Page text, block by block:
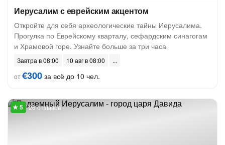
Иерусалим с еврейским акцентом
Откройте для себя археологические тайны Иерусалима.
Прогулка по Еврейскому кварталу, сефардским синагогам
и Храмовой горе. Узнайте больше за три часа
Завтра в 08:00
10 авг в 08:00
от€300 за всё до 10 чел.
26 отзывов